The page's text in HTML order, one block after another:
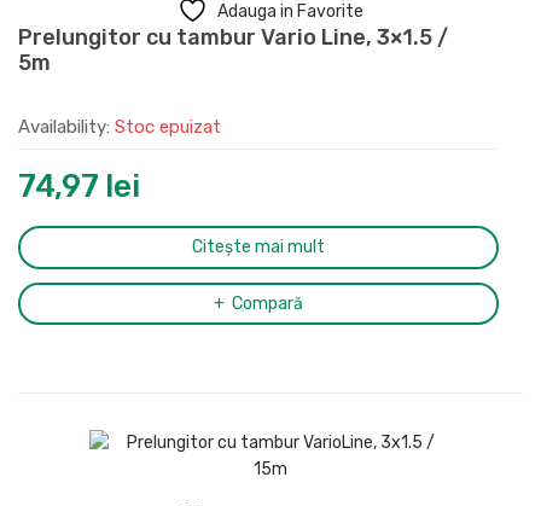
Adauga in Favorite
Prelungitor cu tambur Vario Line, 3×1.5 /
5m
Availability: Stoc epuizat
74,97 lei
Citește mai mult
Compară